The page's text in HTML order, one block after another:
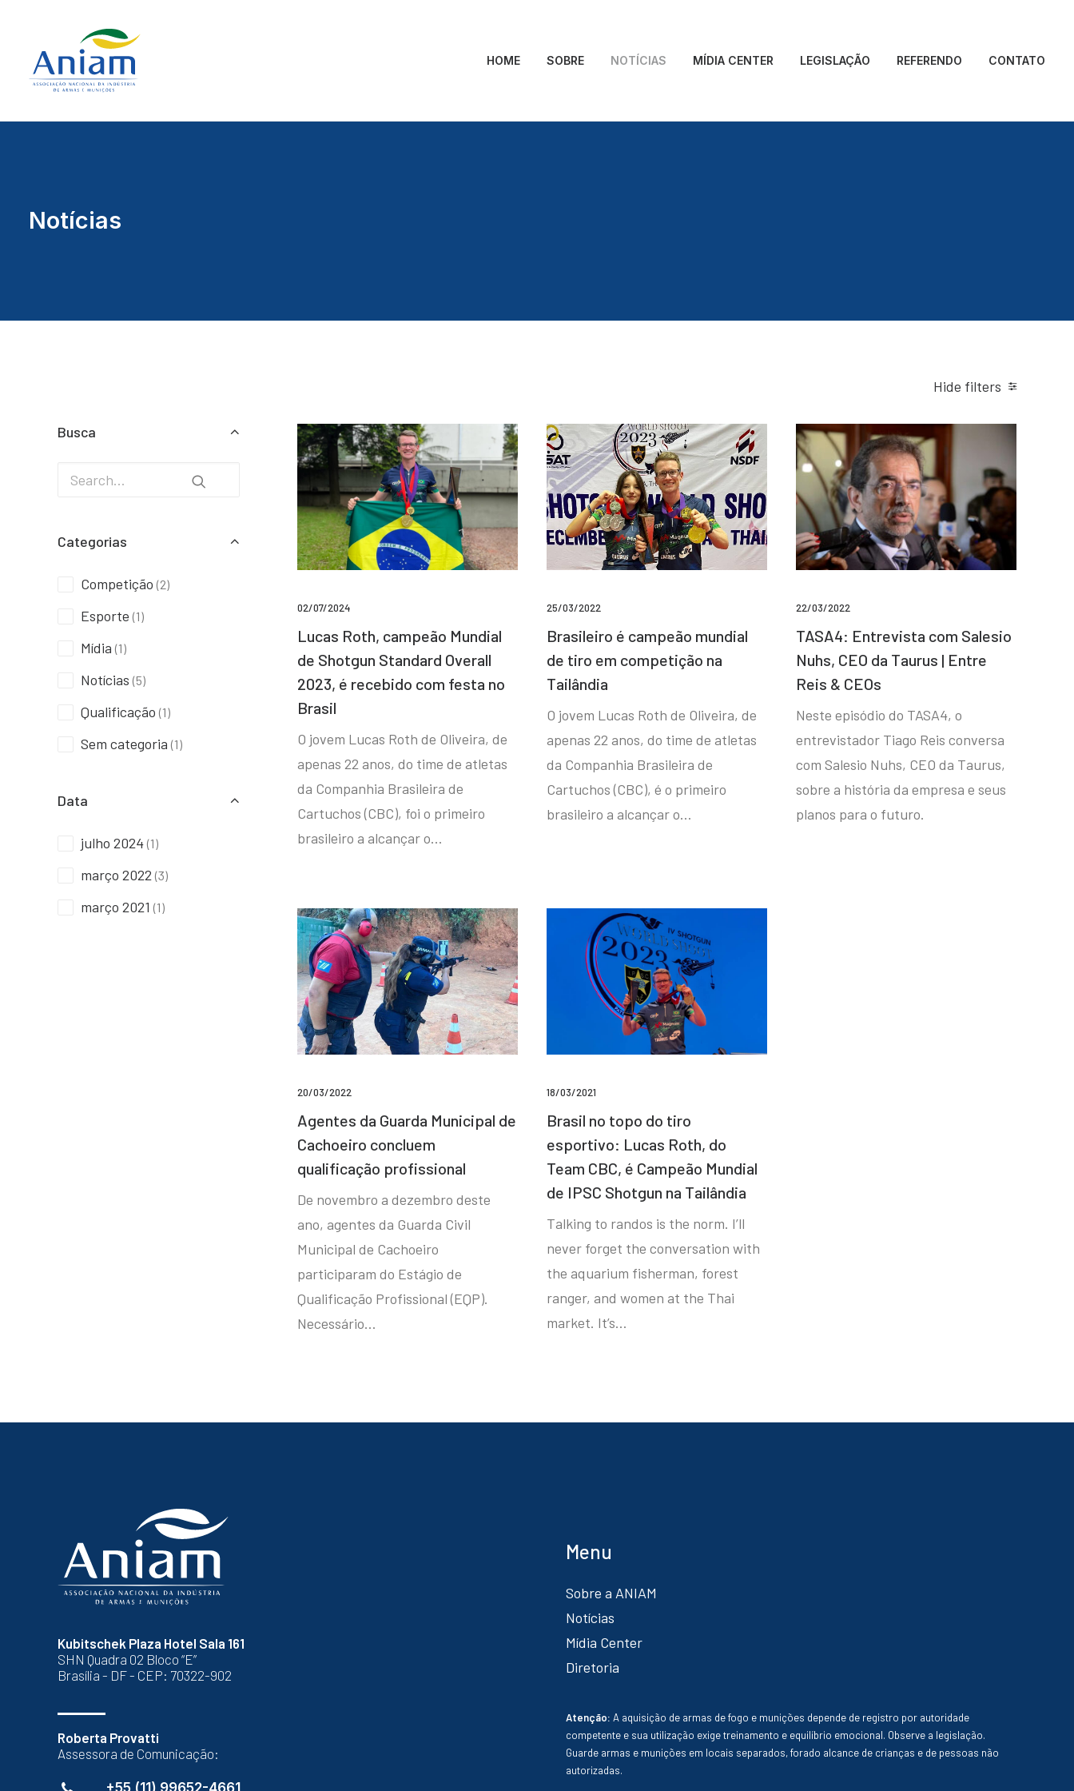
HOME SOBRE NOTÍCIAS MÍDIA CENTER LEGISLAÇÃO REFERENDO CONTATO
Notícias
Hide filters
Busca
Categorias
Competição (2)
Esporte (1)
Mídia (1)
Notícias (5)
Qualificação (1)
Sem categoria (1)
Data
julho 2024 (1)
março 2022 (3)
março 2021 (1)
02/07/2024
Lucas Roth, campeão Mundial
de Shotgun Standard Overall
2023, é recebido com festa no
Brasil
O jovem Lucas Roth de Oliveira, de
apenas 22 anos, do time de atletas
da Companhia Brasileira de
Cartuchos (CBC), foi o primeiro
brasileiro a alcançar o…
25/03/2022
Brasileiro é campeão mundial
de tiro em competição na
Tailândia
O jovem Lucas Roth de Oliveira, de
apenas 22 anos, do time de atletas
da Companhia Brasileira de
Cartuchos (CBC), é o primeiro
brasileiro a alcançar o…
22/03/2022
TASA4: Entrevista com Salesio
Nuhs, CEO da Taurus | Entre
Reis & CEOs
Neste episódio do TASA4, o
entrevistador Tiago Reis conversa
com Salesio Nuhs, CEO da Taurus,
sobre a história da empresa e seus
planos para o futuro.
20/03/2022
Agentes da Guarda Municipal de
Cachoeiro concluem
qualificação profissional
De novembro a dezembro deste
ano, agentes da Guarda Civil
Municipal de Cachoeiro
participaram do Estágio de
Qualificação Profissional (EQP).
Necessário…
18/03/2021
Brasil no topo do tiro
esportivo: Lucas Roth, do
Team CBC, é Campeão Mundial
de IPSC Shotgun na Tailândia
Talking to randos is the norm. I’ll
never forget the conversation with
the aquarium fisherman, forest
ranger, and women at the Thai
market. It’s…
Kubitschek Plaza Hotel Sala 161
SHN Quadra 02 Bloco “E”
Brasília - DF - CEP: 70322-902
Roberta Provatti
Assessora de Comunicação:
+55 (11) 99652-4661
Menu
Sobre a ANIAM
Notícias
Mídia Center
Diretoria
Atenção: A aquisição de armas de fogo e munições depende de registro por autoridade
competente e sua utilização exige treinamento e equilíbrio emocional. Observe a legislação.
Guarde armas e munições em locais separados, forado alcance de crianças e de pessoas não
autorizadas.